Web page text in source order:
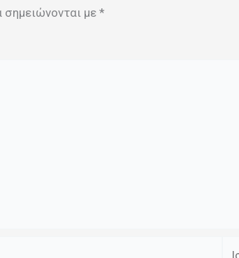
με *